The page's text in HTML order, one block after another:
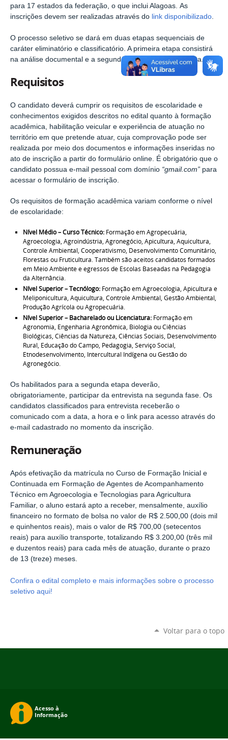
para 17 estados da federação, o que inclui Alagoas. As
inscrições devem ser realizadas através do link disponibilizado.
O processo seletivo se dará em duas etapas sequenciais de
caráter eliminatório e classificatório. A primeira etapa consistirá
na análise documental e a segunda etapa será a entrevista.
Requisitos
O candidato deverá cumprir os requisitos de escolaridade e
conhecimentos exigidos descritos no edital quanto à formação
acadêmica, habilitação veicular e experiência de atuação no
território em que pretende atuar, cuja comprovação pode ser
realizada por meio dos documentos e informações inseridas no
ato de inscrição a partir do formulário online. É obrigatório que o
candidato possua e-mail pessoal com domínio “gmail.com” para
acessar o formulário de inscrição.
Os requisitos de formação acadêmica variam conforme o nível
de escolaridade:
Nível Médio – Curso Técnico:Formação em Agropecuária,
Agroecologia, Agroindústria, Agronegócio, Apicultura, Aquicultura,
Controle Ambiental, Cooperativismo, Desenvolvimento Comunitário,
Florestas ou Fruticultura. Também são aceitos candidatos formados
em Meio Ambiente e egressos de Escolas Baseadas na Pedagogia
da Alternância.
Nível Superior – Tecnólogo:Formação em Agroecologia, Apicultura e
Meliponicultura, Aquicultura, Controle Ambiental, Gestão Ambiental,
Produção Agrícola ou Agropecuária.
Nível Superior – Bacharelado ou Licenciatura:Formação em
Agronomia, Engenharia Agronômica, Biologia ou Ciências
Biológicas, Ciências da Natureza, Ciências Sociais, Desenvolvimento
Rural, Educação do Campo, Pedagogia, Serviço Social,
Etnodesenvolvimento, Intercultural Indígena ou Gestão do
Agronegócio.
Os habilitados para a segunda etapa deverão,
obrigatoriamente, participar da entrevista na segunda fase. Os
candidatos classificados para entrevista receberão o
comunicado com a data, a hora e o link para acesso através do
e-mail cadastrado no momento da inscrição.
Remuneração
Após efetivação da matrícula no Curso de Formação Inicial e
Continuada em Formação de Agentes de Acompanhamento
Técnico em Agroecologia e Tecnologias para Agricultura
Familiar, o aluno estará apto a receber, mensalmente, auxílio
financeiro no formato de bolsa no valor de R$ 2.500,00 (dois mil
e quinhentos reais), mais o valor de R$ 700,00 (setecentos
reais) para auxílio transporte, totalizando R$ 3.200,00 (três mil
e duzentos reais) para cada mês de atuação, durante o prazo
de 13 (treze) meses.
Confira o edital completo e mais informações sobre o processo
seletivo aqui!
Voltar para o topo